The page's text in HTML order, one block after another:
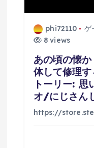
phi72110 ゲ
8 views
あの頃の懐
体して修理
トーリー:
オ/にじさん
https://